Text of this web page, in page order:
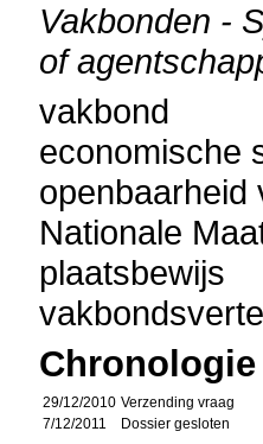
Vakbonden -
of
vakbond
economische
openbaarheid
Nationale
plaatsbewijs
Chronologie
29/12/2010 Verzending vraag
7/12/2011
Dossier gesloten